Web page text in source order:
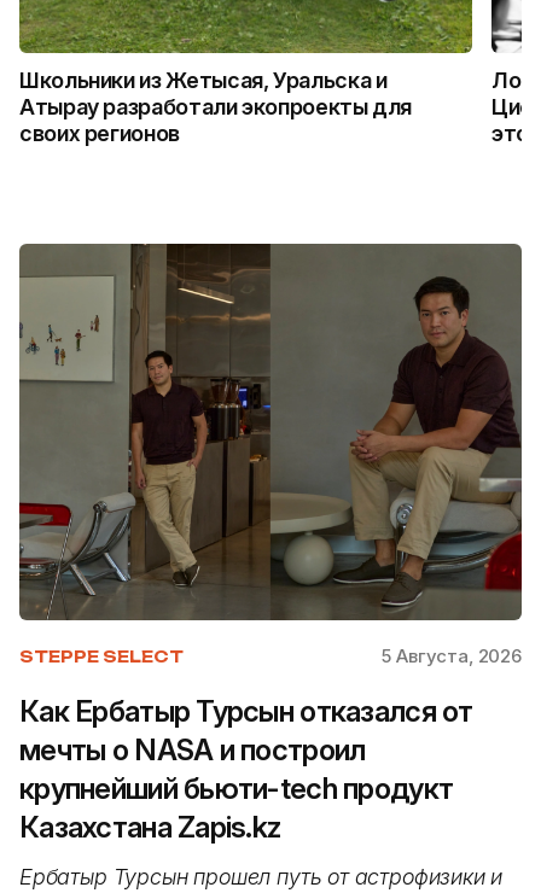
Школьники из Жетысая, Уральска и
Атырау разработали экопроекты для
своих регионов
это
STEPPE SELECT 5 Августа, 2026
Как Ербатыр Турсын отказался от
мечты о NASA и построил
крупнейший бьюти-tech продукт
Казахстана Zapis.kz
Ербатыр Турсын прошел путь от астрофизики и